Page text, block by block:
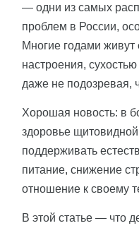
— одни из самых
проблем в России,
Многие годами живут
настроения,
даже не подозревая,
Хорошая новость: в
здоровье
поддерживать
питание, снижение
отношение к своему
В этой статье — что